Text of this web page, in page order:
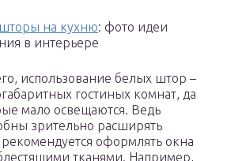
на кухню: фото идеи
в интерьере
использование белых штор –
гостиных комнат, да
мало освещаются. Ведь
зрительно расширять
оформлять окна
тканями. Например,